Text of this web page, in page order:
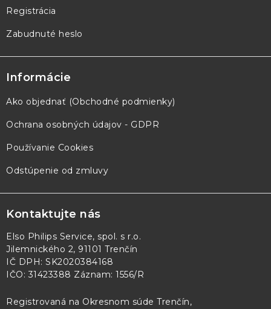
Registrácia
Zabudnuté heslo
Informácie
Ako objednať (Obchodné podmienky)
Ochrana osobných údajov - GDPR
Používanie Cookies
Odstúpenie od zmluvy
Kontaktujte nás
Elso Philips Service, spol. s r.o.
Jilemnického 2, 91101 Trenčín
IČ DPH: SK2020384168
IČO: 31423388 Záznam: 1556/R
Registrovaná na Okresnom súde Trenčín,